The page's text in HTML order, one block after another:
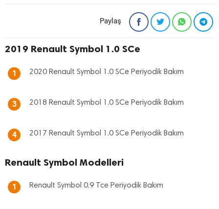
Paylaş
2019 Renault Symbol 1.0 SCe
1 2020 Renault Symbol 1.0 SCe Periyodik Bakım
3 2018 Renault Symbol 1.0 SCe Periyodik Bakım
4 2017 Renault Symbol 1.0 SCe Periyodik Bakım
Renault Symbol Modelleri
1 Renault Symbol 0.9 Tce Periyodik Bakım